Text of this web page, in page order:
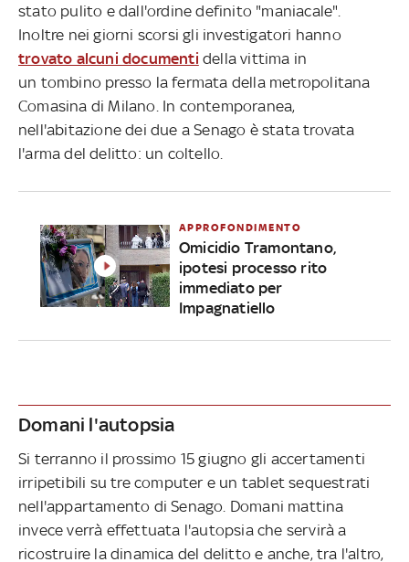
stato pulito e dall'ordine definito "maniacale".
Inoltre nei giorni scorsi gli investigatori hanno
trovato alcuni documenti della vittima in
un tombino presso la fermata della metropolitana
Comasina di Milano. In contemporanea,
nell'abitazione dei due a Senago è stata trovata
l'arma del delitto: un coltello.
APPROFONDIMENTO
Omicidio Tramontano,
ipotesi processo rito
immediato per
Impagnatiello
Domani l'autopsia
Si terranno il prossimo 15 giugno gli accertamenti
irripetibili su tre computer e un tablet sequestrati
nell'appartamento di Senago. Domani mattina
invece verrà effettuata l'autopsia che servirà a
ricostruire la dinamica del delitto e anche, tra l'altro,